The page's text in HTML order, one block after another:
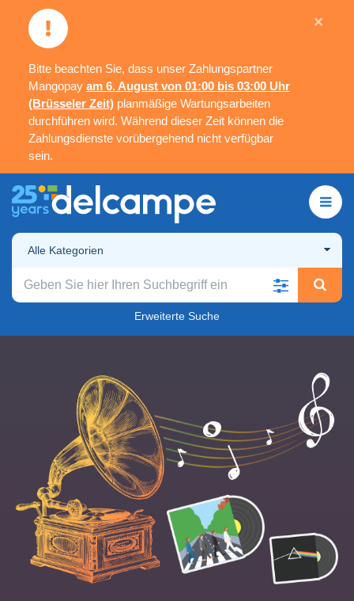
Bitte beachten Sie, dass unser Zahlungspartner
Mangopay am 6. August von 01:00 bis 03:00 Uhr
(Brüsseler Zeit) planmäßige Wartungsarbeiten
durchführen wird. Während dieser Zeit können die
Zahlungsdienste vorübergehend nicht verfügbar
sein.
×
Alle Kategorien
Erweiterte Suche